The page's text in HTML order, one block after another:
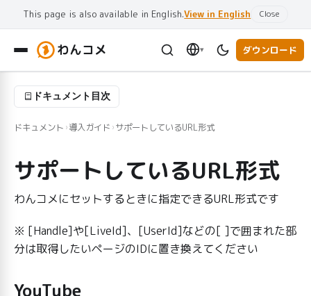
This page is also available in English.View in English Close
わんコメ ▾ ダウンロード
ドキュメント目次
ドキュメント › 導入ガイド › サポートしているURL形式
サポートしているURL形式
わんコメにセットするときに指定できるURL形式です
※ [Handle]や[LiveId]、[UserId]などの[ ]で囲まれた部
分は取得したいページのIDに置き換えてください
YouTube